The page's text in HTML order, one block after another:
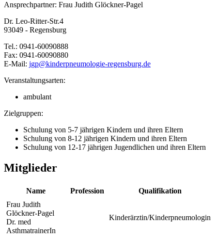
Ansprechpartner: Frau Judith Glöckner-Pagel
Dr. Leo-Ritter-Str.4
93049 - Regensburg
Tel.: 0941-60090888
Fax: 0941-60090880
E-Mail: jgp@kinderpneumologie-regensburg.de
Veranstaltungsarten:
ambulant
Zielgruppen:
Schulung von 5-7 jährigen Kindern und ihren Eltern
Schulung von 8-12 jährigen Kindern und ihren Eltern
Schulung von 12-17 jährigen Jugendlichen und ihren Eltern
Mitglieder
Name Profession
Qualifikation
Frau Judith
Glöckner-Pagel
Dr. med
AsthmatrainerIn
Kinderärztin/Kinderpneumologin